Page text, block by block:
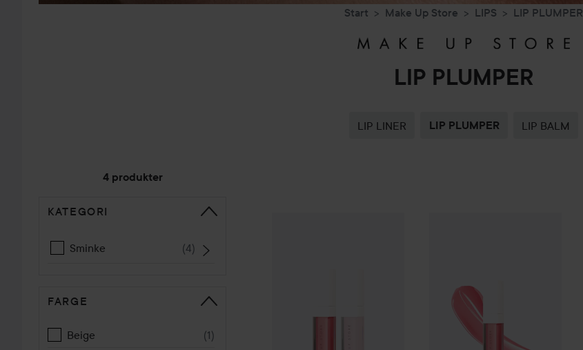
Start Make Up Store LIPS LIP PLUMPER
LIP PLUMPER
LIP LINER LIP PLUMPER LIP BALM
4 produkter
GÅ TIL SORTERE
KATEGORI
Sminke (4)
FARGE
Beige (1)